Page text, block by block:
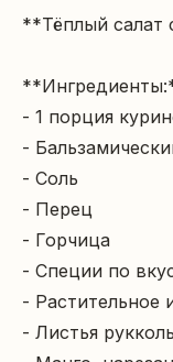
**Тёплый салат
- 1 порция
-
- Соль
- Перец
- Горчица
- Специи по
- Растительное
- Листья